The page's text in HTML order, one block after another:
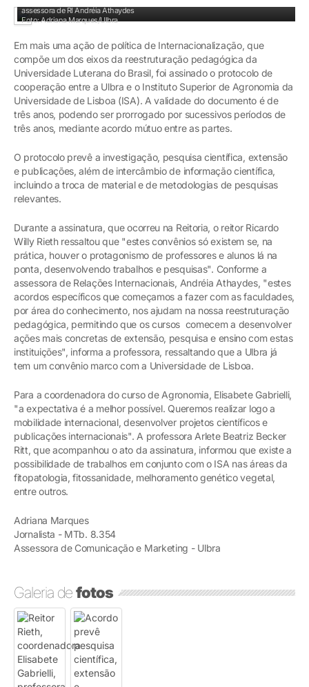
assessora de RI Andréia Athaydes
Foto: Adriana Marques/Ulbra
Em mais uma ação de política de Internacionalização, que
compõe um dos eixos da reestruturação pedagógica da
Universidade Luterana do Brasil, foi assinado o protocolo de
cooperação entre a Ulbra e o Instituto Superior de Agronomia da
Universidade de Lisboa (ISA). A validade do documento é de
três anos, podendo ser prorrogado por sucessivos períodos de
três anos, mediante acordo mútuo entre as partes.
O protocolo prevê a investigação, pesquisa científica, extensão
e publicações, além de intercâmbio de informação científica,
incluindo a troca de material e de metodologias de pesquisas
relevantes.
Durante a assinatura, que ocorreu na Reitoria, o reitor Ricardo
Willy Rieth ressaltou que "estes convênios só existem se, na
prática, houver o protagonismo de professores e alunos lá na
ponta, desenvolvendo trabalhos e pesquisas". Conforme a
assessora de Relações Internacionais, Andréia Athaydes, "estes
acordos específicos que começamos a fazer com as faculdades,
por área do conhecimento, nos ajudam na nossa reestruturação
pedagógica, permitindo que os cursos comecem a desenvolver
ações mais concretas de extensão, pesquisa e ensino com estas
instituições", informa a professora, ressaltando que a Ulbra já
tem um convênio marco com a Universidade de Lisboa.
Para a coordenadora do curso de Agronomia, Elisabete Gabrielli,
"a expectativa é a melhor possível. Queremos realizar logo a
mobilidade internacional, desenvolver projetos científicos e
publicações internacionais". A professora Arlete Beatriz Becker
Ritt, que acompanhou o ato da assinatura, informou que existe a
possibilidade de trabalhos em conjunto com o ISA nas áreas da
fitopatologia, fitossanidade, melhoramento genético vegetal,
entre outros.
Adriana Marques
Jornalista - MTb. 8.354
Assessora de Comunicação e Marketing - Ulbra
Galeria defotos